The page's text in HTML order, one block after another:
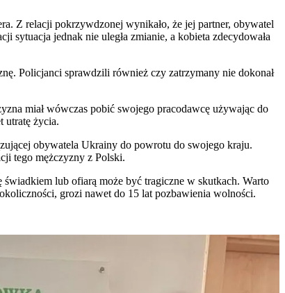
Z relacji pokrzywdzonej wynikało, że jej partner, obywatel
sytuacja jednak nie uległa zmianie, a kobieta zdecydowała
Policjanci sprawdzili również czy zatrzymany nie dokonał
miał wówczas pobić swojego pracodawcę używając do
utratę życia.
obywatela Ukrainy do powrotu do swojego kraju.
tego mężczyzny z Polski.
lub ofiarą może być tragiczne w skutkach. Warto
grozi nawet do 15 lat pozbawienia wolności.